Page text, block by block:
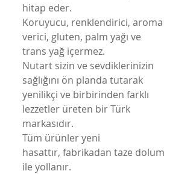
hitap eder.
Koruyucu, renklendirici, aroma
verici, gluten, palm yağı ve
trans yağ içermez.
Nutart sizin ve sevdiklerinizin
sağlığını ön planda tutarak
yenilikçi ve birbirinden farklı
lezzetler üreten bir Türk
markasıdır.
Tüm ürünler yeni
hasattır, fabrikadan taze dolum
ile yollanır.